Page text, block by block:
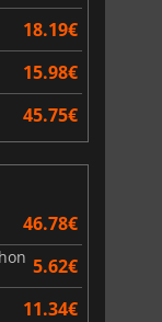
18.19€
15.98€
45.75€
46.78€
5.62€
11.34€